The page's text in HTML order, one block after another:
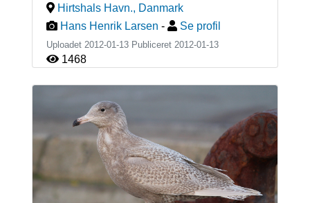
Hirtshals Havn., Danmark
Hans Henrik Larsen - Se profil
Uploadet 2012-01-13 Publiceret 2012-01-13
1468